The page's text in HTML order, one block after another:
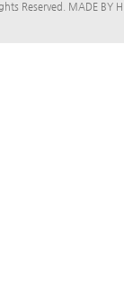
Reserved. MADE BY